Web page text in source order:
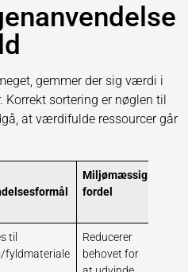
gemmer der sig værdi i
sortering er nøglen til
at værdifulde ressourcer går
Miljømæssig
fordel
til
fyldmateriale
Reducerer
behovet for